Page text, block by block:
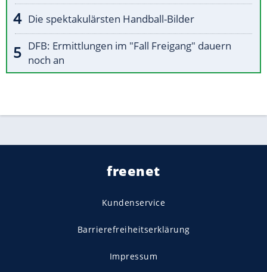
Die spektakulärsten Handball-Bilder
DFB: Ermittlungen im "Fall Freigang" dauern
noch an
freenet
Kundenservice
Barrierefreiheitserklärung
Impressum